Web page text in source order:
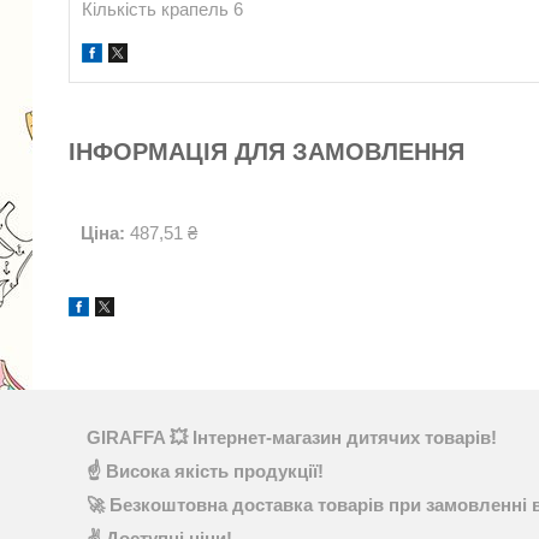
Кількість крапель 6
ІНФОРМАЦІЯ ДЛЯ ЗАМОВЛЕННЯ
Ціна: 487,51 ₴
GIRAFFA 💥 Інтернет-магазин дитячих товарів!
☝ Висока якість продукції!
🚀 Безкоштовна доставка товарів при замовленні